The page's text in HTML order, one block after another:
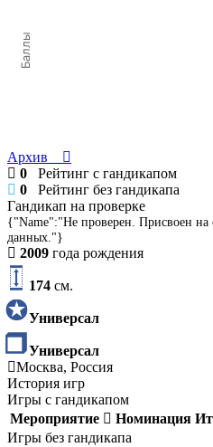
Баллы
Архив
0 Рейтинг с гандикапом
0 Рейтинг без гандикапа
Гандикап на проверке
{"Name":"Не проверен. Присвоен на
данных."}
2009 года рождения
174 см.
Универсал
Универсал
Москва, Россия
История игр
Игры с гандикапом
Мероприятие
Номинация
Игры без гандикапа